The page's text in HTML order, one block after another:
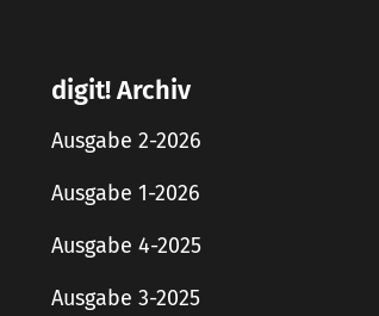
digit! Archiv
Ausgabe 2-2026
Ausgabe 1-2026
Ausgabe 4-2025
Ausgabe 3-2025